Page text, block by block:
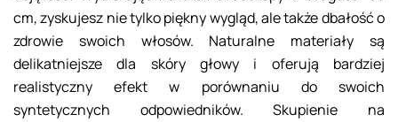
cm, zyskujesz nie tylko piękny wygląd, ale także dbałość o
zdrowie swoich włosów. Naturalne materiały są
delikatniejsze dla skóry głowy i oferują bardziej
realistyczny efekt w porównaniu do swoich
syntetycznych odpowiedników. Skupienie na